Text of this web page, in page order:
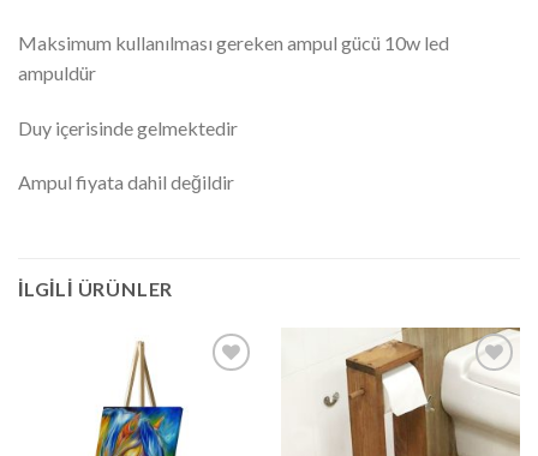
Maksimum kullanılması gereken ampul gücü 10w led
ampuldür
Duy içerisinde gelmektedir
Ampul fiyata dahil değildir
İLGILI ÜRÜNLER
İstek
Listeme
Ekle